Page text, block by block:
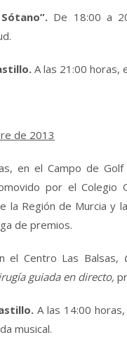
De 18:00 a
A las 21:00 horas,
de 2013
en el Campo de
por el
la Región de Murcia y
de premios.
el Centro Las Balsas,
guiada en directo,
A las 14:00
musical.